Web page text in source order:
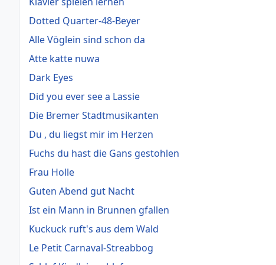
Dotted Quarter-48-Beyer
Alle Vöglein sind schon da
Atte katte nuwa
Dark Eyes
Did you ever see a Lassie
Die Bremer Stadtmusikanten
Du , du liegst mir im Herzen
Fuchs du hast die Gans gestohlen
Frau Holle
Guten Abend gut Nacht
Ist ein Mann in Brunnen gfallen
Kuckuck ruft's aus dem Wald
Le Petit Carnaval-Streabbog